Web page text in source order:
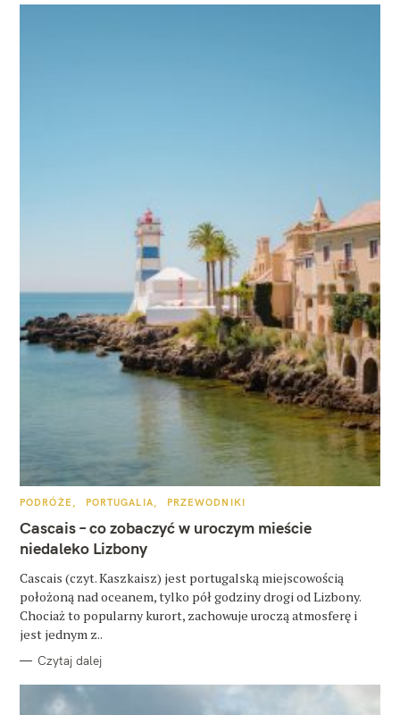
K
T
E
G
O
I
E
PODRÓŻE PORTUGALIA PRZEWODNIKI
Cascais – co zobaczyć w uroczym mieście
niedaleko Lizbony
Cascais (czyt. Kaszkaisz) jest portugalską miejscowością
położoną nad oceanem, tylko pół godziny drogi od Lizbony.
Chociaż to popularny kurort, zachowuje uroczą atmosferę i
jest jednym z..
Czytaj dalej
W
y
s
u
k
a
j